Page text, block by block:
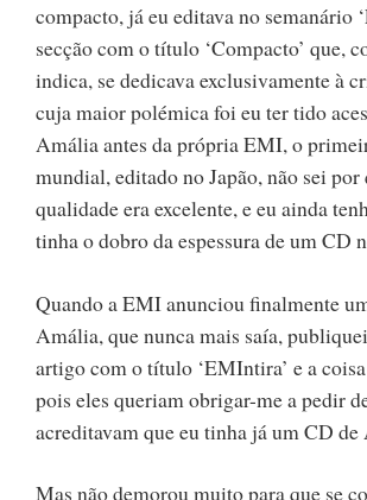
compacto, já eu editava no semanário
secção com o título ‘Compacto’ que,
indica, se dedicava exclusivamente à
cuja maior polémica foi eu ter tido
Amália antes da própria EMI, o
mundial, editado no Japão, não sei por
qualidade era excelente, e eu ainda
tinha o dobro da espessura de um CD
Quando a EMI anunciou finalmente
Amália, que nunca mais saía,
artigo com o título ‘EMIntira’ e a
pois eles queriam obrigar-me a pedir
acreditavam que eu tinha já um CD
Mas não demorou muito para que se